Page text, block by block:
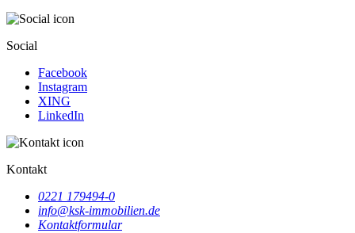
Social
Facebook
Instagram
XING
LinkedIn
Kontakt
0221 179494-0
info@ksk-immobilien.de
Kontaktformular